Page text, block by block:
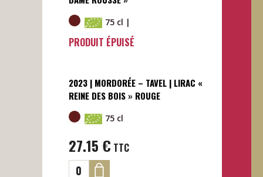
75 cl |
PRODUIT ÉPUISÉ
2023 | MORDORÉE – TAVEL | LIRAC «
REINE DES BOIS » ROUGE
75 cl
27.15 € TTC